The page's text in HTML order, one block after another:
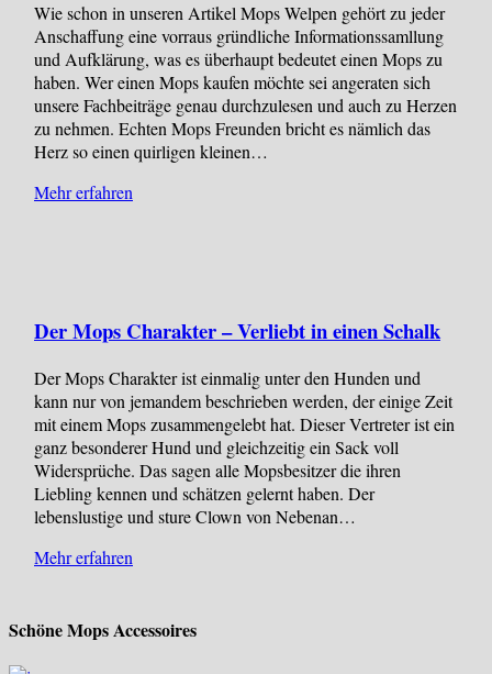
Wie schon in unseren Artikel Mops Welpen gehört zu jeder
Anschaffung eine vorraus gründliche Informationssamllung
und Aufklärung, was es überhaupt bedeutet einen Mops zu
haben. Wer einen Mops kaufen möchte sei angeraten sich
unsere Fachbeiträge genau durchzulesen und auch zu Herzen
zu nehmen. Echten Mops Freunden bricht es nämlich das
Herz so einen quirligen kleinen…
Mehr erfahren
Der Mops Charakter – Verliebt in einen Schalk
Der Mops Charakter ist einmalig unter den Hunden und
kann nur von jemandem beschrieben werden, der einige Zeit
mit einem Mops zusammengelebt hat. Dieser Vertreter ist ein
ganz besonderer Hund und gleichzeitig ein Sack voll
Widersprüche. Das sagen alle Mopsbesitzer die ihren
Liebling kennen und schätzen gelernt haben. Der
lebenslustige und sture Clown von Nebenan…
Mehr erfahren
Schöne Mops Accessoires